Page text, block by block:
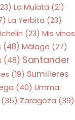
La Mulata (21)
La Yerbita (23)
(23) Mis vinos
(48) Málaga (27)
(48) Santander
(19) Sumilleres
(40) Umma
(35) Zaragoza (39)